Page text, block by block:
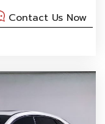
Contact Us Now